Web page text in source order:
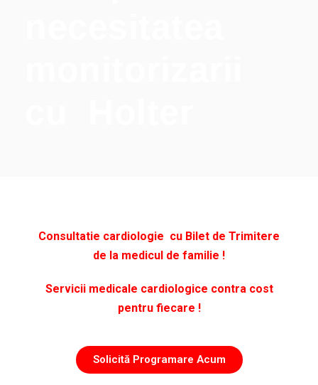
Consultatie cardiologie cu Bilet de Trimitere
de la medicul de familie !
Servicii medicale cardiologice contra cost
pentru fiecare !
Solicită Programare Acum